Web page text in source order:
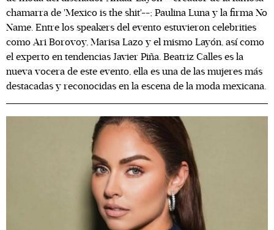
chamarra de 'Mexico is the shit'--; Paulina Luna y la firma No
Name. Entre los speakers del evento estuvieron celebrities
como Ari Borovoy, Marisa Lazo y el mismo Layón, así como
el experto en tendencias Javier Piña. Beatriz Calles es la
nueva vocera de este evento, ella es una de las mujeres más
destacadas y reconocidas en la escena de la moda mexicana.